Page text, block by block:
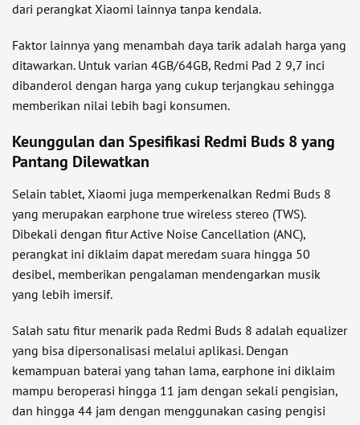
dari perangkat Xiaomi lainnya tanpa kendala.
Faktor lainnya yang menambah daya tarik adalah harga yang
ditawarkan. Untuk varian 4GB/64GB, Redmi Pad 2 9,7 inci
dibanderol dengan harga yang cukup terjangkau sehingga
memberikan nilai lebih bagi konsumen.
Keunggulan dan Spesifikasi Redmi Buds 8 yang
Pantang Dilewatkan
Selain tablet, Xiaomi juga memperkenalkan Redmi Buds 8
yang merupakan earphone true wireless stereo (TWS).
Dibekali dengan fitur Active Noise Cancellation (ANC),
perangkat ini diklaim dapat meredam suara hingga 50
desibel, memberikan pengalaman mendengarkan musik
yang lebih imersif.
Salah satu fitur menarik pada Redmi Buds 8 adalah equalizer
yang bisa dipersonalisasi melalui aplikasi. Dengan
kemampuan baterai yang tahan lama, earphone ini diklaim
mampu beroperasi hingga 11 jam dengan sekali pengisian,
dan hingga 44 jam dengan menggunakan casing pengisi